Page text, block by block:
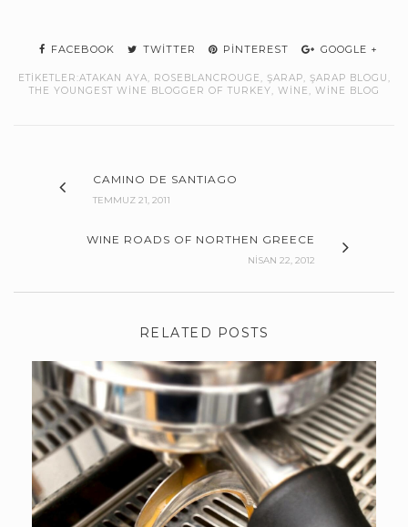
FACEBOOK TWITTER PINTEREST GOOGLE +
ETIKETLER:ATAKAN AYA, ROSEBLANCROUGE , ŞARAP, ŞARAP BLOGU ,
THE YOUNGEST WINE BLOGGER OF TURKEY, WINE , WINE BLOG
CAMINO DE SANTIAGO
TEMMUZ 21, 2011
WINE ROADS OF NORTHEN GREECE
NISAN 22, 2012
RELATED POSTS